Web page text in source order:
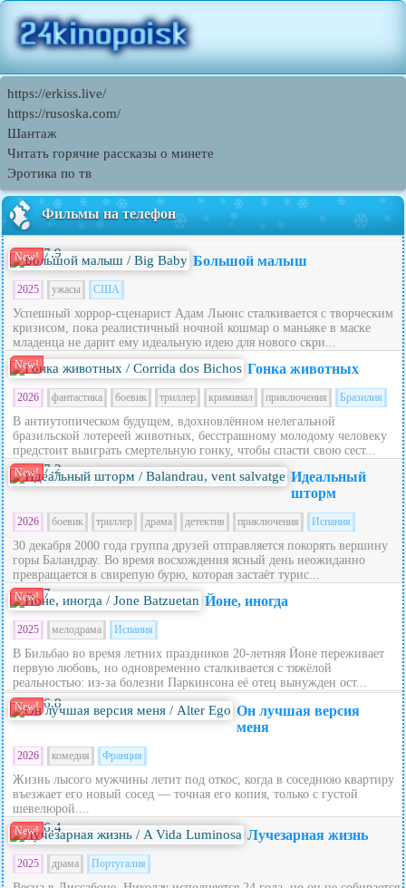
https://erkiss.live/
https://rusoska.com/
Шантаж
Читать горячие рассказы о минете
Эротика по тв
Фильмы на телефон
New! 7.9 Большой малыш
2025 ужасы США
Успешный хоррор-сценарист Адам Льюис сталкивается с творческим
кризисом, пока реалистичный ночной кошмар о маньяке в маске
младенца не дарит ему идеальную идею для нового скри...
New! Гонка животных
2026 фантастика боевик триллер криминал приключения Бразилия
В антиутопическом будущем, вдохновлённом нелегальной
бразильской лотереей животных, бесстрашному молодому человеку
предстоит выиграть смертельную гонку, чтобы спасти свою сест...
New! 7.2
Идеальный
шторм
2026 боевик триллер драма детектив приключения Испания
30 декабря 2000 года группа друзей отправляется покорять вершину
горы Баландрау. Во время восхождения ясный день неожиданно
превращается в свирепую бурю, которая застаёт турис...
New! 7 Йоне, иногда
2025 мелодрама Испания
В Бильбао во время летних праздников 20‑летняя Йоне переживает
первую любовь, но одновременно сталкивается с тяжёлой
реальностью: из‑за болезни Паркинсона её отец вынужден ост...
New! 6.8
Он лучшая версия
меня
2026 комедия Франция
Жизнь лысого мужчины летит под откос, когда в соседнюю квартиру
въезжает его новый сосед — точная его копия, только с густой
шевелюрой....
New! 6.4 Лучезарная жизнь
2025 драма Португалия